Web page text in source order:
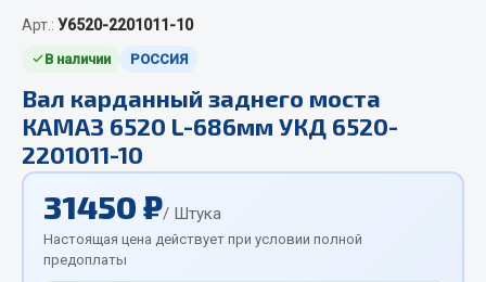
QITONG
Весь раздел
Отопители салона, подогреватели
Жидкостные подогреватели
Отопители салона
Подогреватели тосола
Арт.: У6520-2201011-10
В наличии РОССИЯ
Вал карданный заднего моста
КАМАЗ 6520 L-686мм УКД 6520-
2201011-10
31450 ₽/ Штука
Настоящая цена действует при условии полной
предоплаты